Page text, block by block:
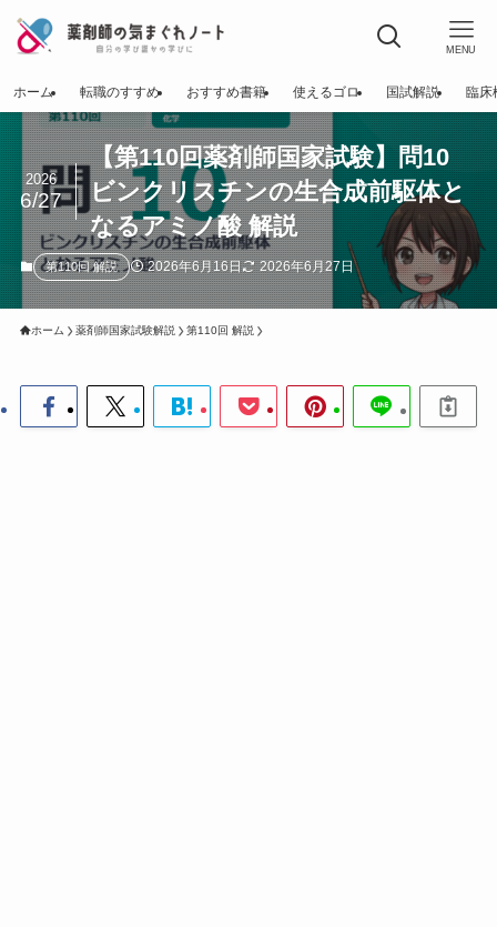
MENU
ホーム 転職のすすめ おすすめ書籍 使えるゴロ 国試解説 臨床
【第110回薬剤師国家試験】問10
ビンクリスチンの生合成前駆体と
なるアミノ酸 解説
2026
6/27
第110回 解説 2026年6月16日 2026年6月27日
ホーム 薬剤師国家試験解説 第110回 解説